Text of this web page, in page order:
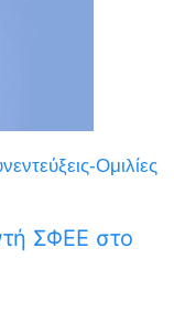
Ομιλίες
ΣΦΕΕ στο